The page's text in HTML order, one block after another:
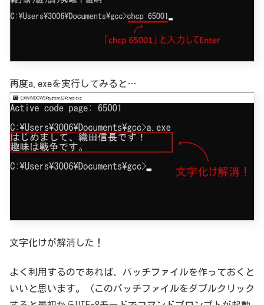
再度a.exeを実行してみると…
文字化けが解消した！
よく利用するのであれば、バッチファイルを作っておくと
いいと思います。（このバッチファイルをダブルクリック